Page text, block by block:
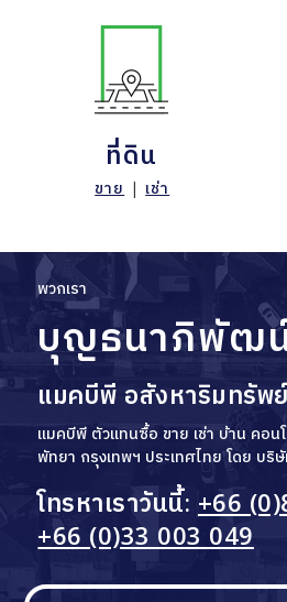
ที่ดิน
ขาย | เช่า
พวกเรา
บุญธนาภิพัฒ
แมคบีพี อสังหาริมทรัพ
แมคบีพี ตัวแทนซื้อ ขาย เช่า บ้าน คอ
พัทยา กรุงเทพฯ ประเทศไทย โดย บ
โทรหาเราวันนี้: +66
+66 (0)33 003 049